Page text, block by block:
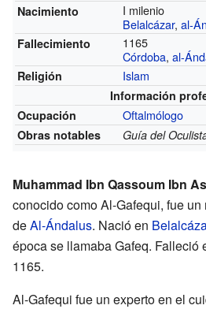
Nacimiento
I milenio
Belalcázar,al-
Fallecimiento
1165
Córdoba,al-
Religión Islam
Información
Ocupación
Oftalmólogo
Obras notables Guía del
Muhammad Ibn Qassoum Ibn
conocido como Al-Gafequi, fue
deAl-Ándalus. Nació en
época se llamaba Gafeq. Falleció
1165.
Al-Gafequi fue un experto en el